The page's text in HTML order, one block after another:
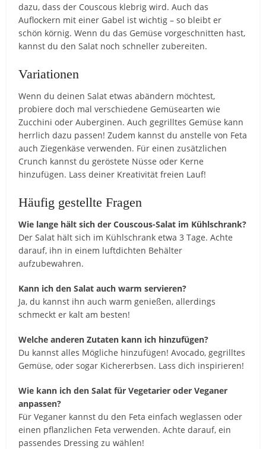
dazu, dass der Couscous klebrig wird. Auch das
Auflockern mit einer Gabel ist wichtig – so bleibt er
schön körnig. Wenn du das Gemüse vorgeschnitten hast,
kannst du den Salat noch schneller zubereiten.
Variationen
Wenn du deinen Salat etwas abändern möchtest,
probiere doch mal verschiedene Gemüsearten wie
Zucchini oder Auberginen. Auch gegrilltes Gemüse kann
herrlich dazu passen! Zudem kannst du anstelle von Feta
auch Ziegenkäse verwenden. Für einen zusätzlichen
Crunch kannst du geröstete Nüsse oder Kerne
hinzufügen. Lass deiner Kreativität freien Lauf!
Häufig gestellte Fragen
Wie lange hält sich der Couscous-Salat im Kühlschrank?
Der Salat hält sich im Kühlschrank etwa 3 Tage. Achte
darauf, ihn in einem luftdichten Behälter
aufzubewahren.
Kann ich den Salat auch warm servieren?
Ja, du kannst ihn auch warm genießen, allerdings
schmeckt er kalt am besten!
Welche anderen Zutaten kann ich hinzufügen?
Du kannst alles Mögliche hinzufügen! Avocado, gegrilltes
Gemüse, oder sogar Kichererbsen. Lass dich inspirieren!
Wie kann ich den Salat für Vegetarier oder Veganer
anpassen?
Für Veganer kannst du den Feta einfach weglassen oder
einen pflanzlichen Feta verwenden. Achte darauf, ein
passendes Dressing zu wählen!